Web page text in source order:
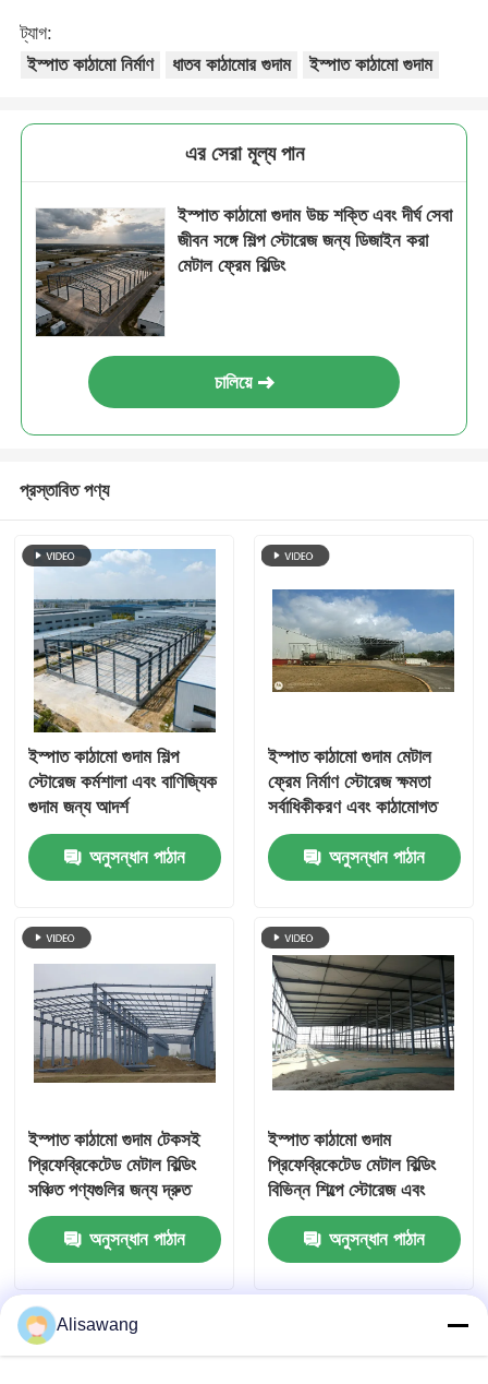
ট্যাগ:
ইস্পাত কাঠামো নির্মাণ
ধাতব কাঠামোর গুদাম ইস্পাত কাঠামো গুদাম
এর সেরা মূল্য পান
ইস্পাত কাঠামো গুদাম উচ্চ শক্তি এবং দীর্ঘ সেবা
জীবন সঙ্গে শিল্প স্টোরেজ জন্য ডিজাইন করা
মেটাল ফ্রেম বিল্ডিং
চালিয়ে
প্রস্তাবিত পণ্য
ইস্পাত কাঠামো গুদাম শিল্প
স্টোরেজ কর্মশালা এবং বাণিজ্যিক
গুদাম জন্য আদর্শ
প্রিফ্যাব্রিকেটেড মেটাল বিল্ডিং
অনুসন্ধান পাঠান
ইস্পাত কাঠামো গুদাম মেটাল
ফ্রেম নির্মাণ স্টোরেজ ক্ষমতা
সর্বাধিকীকরণ এবং কাঠামোগত
স্থিতিশীলতা নিশ্চিত করার জন্য
ডিজাইন করাঅনুসন্ধান পাঠান
ইস্পাত কাঠামো গুদাম টেকসই
প্রিফেব্রিকেটেড মেটাল বিল্ডিং
সঞ্চিত পণ্যগুলির জন্য দ্রুত
ইনস্টলেশন এবং সুরক্ষা প্রদান
করে
অনুসন্ধান পাঠান
ইস্পাত কাঠামো গুদাম
প্রিফেব্রিকেটেড মেটাল বিল্ডিং
বিভিন্ন শিল্পে স্টোরেজ এবং
সহজ ইনস্টলেশনের জন্য
ডিজাইন করা হয়েছে
অনুসন্ধান পাঠান
Alisawang